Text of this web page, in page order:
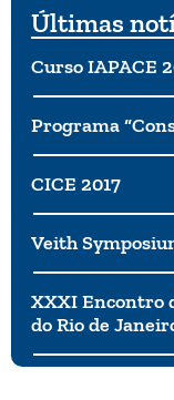
Últimas
Curso IAPACE
Programa
CICE 2017
Veith
XXXI Encontro
do Rio de